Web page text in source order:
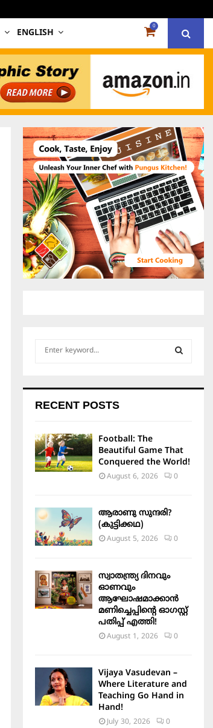
ENGLISH
0
h
o
r
:
R
C
RECENT POSTS
Football: The
Beautiful Game That
Conquered the World!
August 6, 2026 0
ആരാണു സുന്ദരി?
(കുട്ടിക്കഥ)
August 5, 2026 0
സ്വാതന്ത്ര്യ ദിനവും
ഓണവും
ആഘോഷമാക്കാൻ
മണിച്ചെപ്പിന്റെ ഓഗസ്റ്റ്
പതിപ്പ് എത്തി!
August 1, 2026 0
Vijaya Vasudevan –
Where Literature and
Teaching Go Hand in
Hand!
July 30, 2026 0